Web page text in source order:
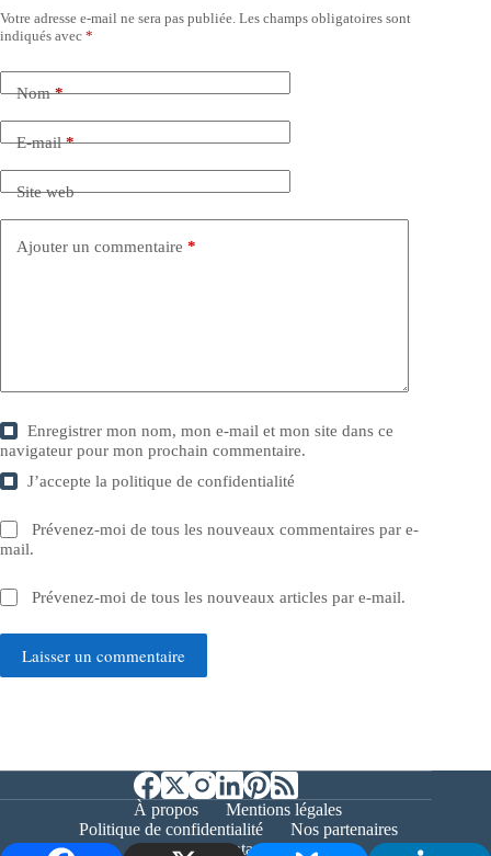
Votre adresse e-mail ne sera pas publiée. Les champs obligatoires sont
indiqués avec *
Nom*
E-mail*
Site web
Ajouter un commentaire *
Enregistrer mon nom, mon e-mail et mon site dans ce
navigateur pour mon prochain commentaire.
J’accepte lapolitique de confidentialité
Prévenez-moi de tous les nouveaux commentaires par e-
mail.
Prévenez-moi de tous les nouveaux articles par e-mail.
Laisser un commentaire
À propos
Mentions légales
Politique de confidentialité
Nos partenaires
Contact